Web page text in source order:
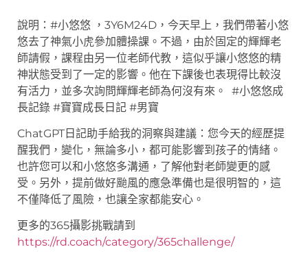
說明：#小悠悠 ，3Y6M24D，今天早上，我們帶著小悠
悠去了神氣小虎參加體操課。不過，由於固定的輝輝老
師請假，課程由另一位老師代教，這似乎讓小悠悠的精
神狀態受到了一定的影響。他在下課後也表現得比較沒
有活力，並多次詢問輝輝老師為何沒有來。 #小悠悠成
長記錄 #寶寶成長日記 #男寶
ChatGPT日記助手給我的洞察與建議：您今天的經歷提
醒我們，變化，無論多小，都可能影響到孩子的情緒。
也許您可以和小悠悠多溝通，了解他對老師變更的感
受。另外，提前做好颱風的應急準備也是很明智的，這
不僅降低了風險，也讓全家都能安心。
更多的365攝影挑戰請到
https://rd.coach/category/365challenge/